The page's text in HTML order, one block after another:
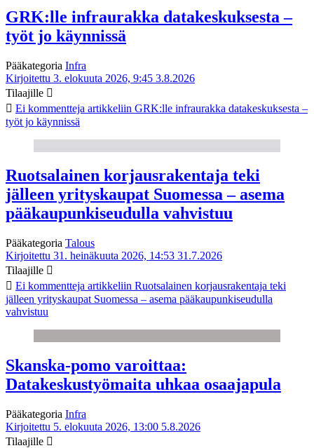
GRK:lle infraurakka datakeskuksesta –
työt jo käynnissä
Pääkategoria Infra
Kirjoitettu 3. elokuuta 2026, 9:45 3.8.2026
Tilaajille
Ei kommentteja artikkeliin GRK:lle infraurakka datakeskuksesta –
työt jo käynnissä
Ruotsalainen korjausrakentaja teki
jälleen yrityskaupat Suomessa – asema
pääkaupunkiseudulla vahvistuu
Pääkategoria Talous
Kirjoitettu 31. heinäkuuta 2026, 14:53 31.7.2026
Tilaajille
Ei kommentteja artikkeliin Ruotsalainen korjausrakentaja teki
jälleen yrityskaupat Suomessa – asema pääkaupunkiseudulla
vahvistuu
Skanska-pomo varoittaa:
Datakeskustyömaita uhkaa osaajapula
Pääkategoria Infra
Kirjoitettu 5. elokuuta 2026, 13:00 5.8.2026
Tilaajille